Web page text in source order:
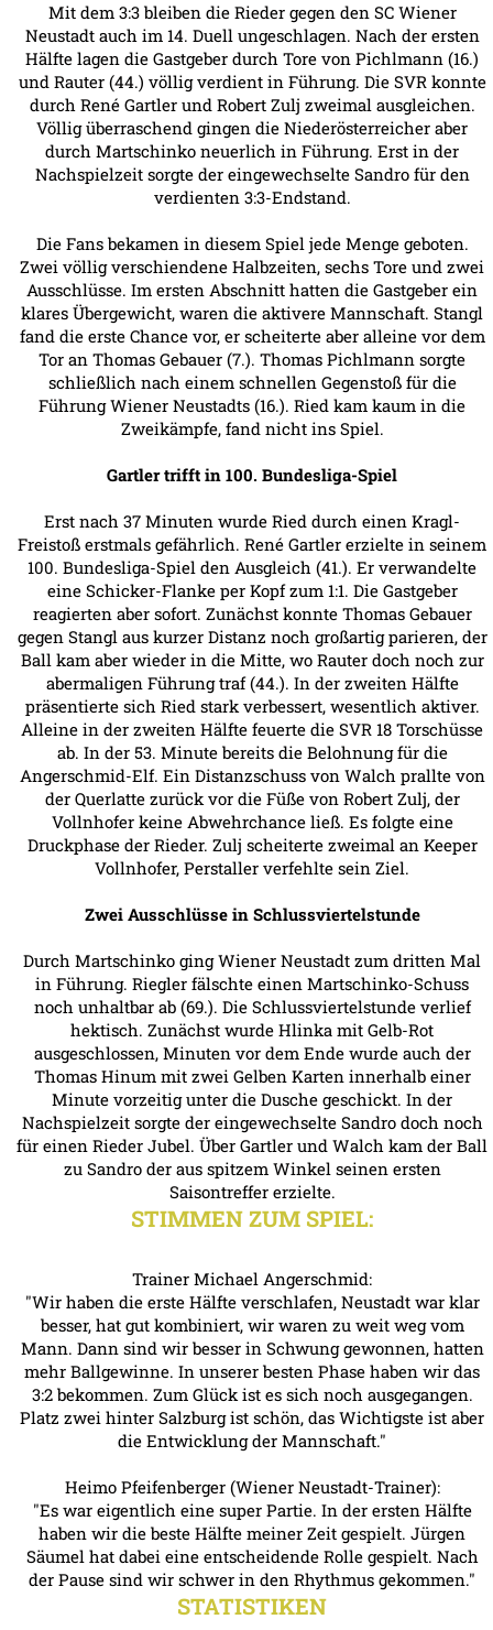
Mit dem 3:3 bleiben die Rieder gegen den SC Wiener
Neustadt auch im 14. Duell ungeschlagen. Nach der ersten
Hälfte lagen die Gastgeber durch Tore von Pichlmann (16.)
und Rauter (44.) völlig verdient in Führung. Die SVR konnte
durch René Gartler und Robert Zulj zweimal ausgleichen.
Völlig überraschend gingen die Niederösterreicher aber
durch Martschinko neuerlich in Führung. Erst in der
Nachspielzeit sorgte der eingewechselte Sandro für den
verdienten 3:3-Endstand.
Die Fans bekamen in diesem Spiel jede Menge geboten.
Zwei völlig verschiendene Halbzeiten, sechs Tore und zwei
Ausschlüsse. Im ersten Abschnitt hatten die Gastgeber ein
klares Übergewicht, waren die aktivere Mannschaft. Stangl
fand die erste Chance vor, er scheiterte aber alleine vor dem
Tor an Thomas Gebauer (7.). Thomas Pichlmann sorgte
schließlich nach einem schnellen Gegenstoß für die
Führung Wiener Neustadts (16.). Ried kam kaum in die
Zweikämpfe, fand nicht ins Spiel.
Gartler trifft in 100. Bundesliga-Spiel
Erst nach 37 Minuten wurde Ried durch einen Kragl-
Freistoß erstmals gefährlich. René Gartler erzielte in seinem
100. Bundesliga-Spiel den Ausgleich (41.). Er verwandelte
eine Schicker-Flanke per Kopf zum 1:1. Die Gastgeber
reagierten aber sofort. Zunächst konnte Thomas Gebauer
gegen Stangl aus kurzer Distanz noch großartig parieren, der
Ball kam aber wieder in die Mitte, wo Rauter doch noch zur
abermaligen Führung traf (44.). In der zweiten Hälfte
präsentierte sich Ried stark verbessert, wesentlich aktiver.
Alleine in der zweiten Hälfte feuerte die SVR 18 Torschüsse
ab. In der 53. Minute bereits die Belohnung für die
Angerschmid-Elf. Ein Distanzschuss von Walch prallte von
der Querlatte zurück vor die Füße von Robert Zulj, der
Vollnhofer keine Abwehrchance ließ. Es folgte eine
Druckphase der Rieder. Zulj scheiterte zweimal an Keeper
Vollnhofer, Perstaller verfehlte sein Ziel.
Zwei Ausschlüsse in Schlussviertelstunde
Durch Martschinko ging Wiener Neustadt zum dritten Mal
in Führung. Riegler fälschte einen Martschinko-Schuss
noch unhaltbar ab (69.). Die Schlussviertelstunde verlief
hektisch. Zunächst wurde Hlinka mit Gelb-Rot
ausgeschlossen, Minuten vor dem Ende wurde auch der
Thomas Hinum mit zwei Gelben Karten innerhalb einer
Minute vorzeitig unter die Dusche geschickt. In der
Nachspielzeit sorgte der eingewechselte Sandro doch noch
für einen Rieder Jubel. Über Gartler und Walch kam der Ball
zu Sandro der aus spitzem Winkel seinen ersten
Saisontreffer erzielte.
STIMMEN ZUM SPIEL:
Trainer Michael Angerschmid:
"Wir haben die erste Hälfte verschlafen, Neustadt war klar
besser, hat gut kombiniert, wir waren zu weit weg vom
Mann. Dann sind wir besser in Schwung gewonnen, hatten
mehr Ballgewinne. In unserer besten Phase haben wir das
3:2 bekommen. Zum Glück ist es sich noch ausgegangen.
Platz zwei hinter Salzburg ist schön, das Wichtigste ist aber
die Entwicklung der Mannschaft."
Heimo Pfeifenberger (Wiener Neustadt-Trainer):
"Es war eigentlich eine super Partie. In der ersten Hälfte
haben wir die beste Hälfte meiner Zeit gespielt. Jürgen
Säumel hat dabei eine entscheidende Rolle gespielt. Nach
der Pause sind wir schwer in den Rhythmus gekommen."
STATISTIKEN